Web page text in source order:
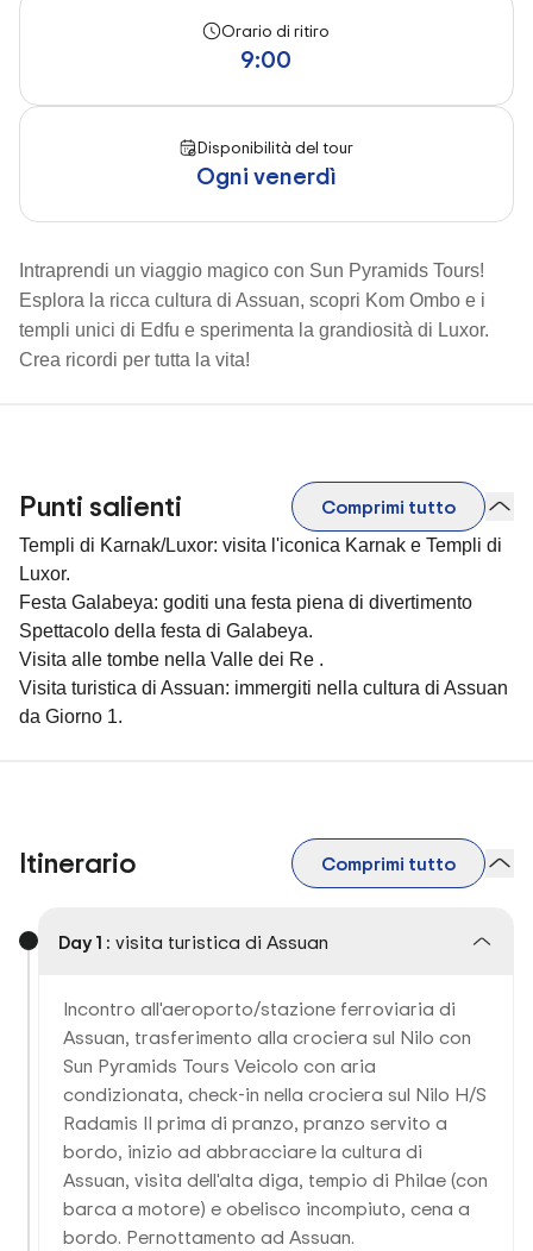
Orario di ritiro
9:00
Disponibilità del tour
Ogni venerdì
Intraprendi un viaggio magico con Sun Pyramids Tours!
Esplora la ricca cultura di Assuan, scopri Kom Ombo e i
templi unici di Edfu e sperimenta la grandiosità di Luxor.
Crea ricordi per tutta la vita!
Punti salienti Comprimi tutto
Templi di Karnak/Luxor: visita l'iconica Karnak e Templi di
Luxor.
Festa Galabeya: goditi una festa piena di divertimento
Spettacolo della festa di Galabeya.
Visita alle tombe nella Valle dei Re .
Visita turistica di Assuan: immergiti nella cultura di Assuan
da Giorno 1.
Itinerario Comprimi tutto
Day 1 : visita turistica di Assuan
Incontro all'aeroporto/stazione ferroviaria di
Assuan, trasferimento alla crociera sul Nilo con
Sun Pyramids Tours Veicolo con aria
condizionata, check-in nella crociera sul Nilo H/S
Radamis II prima di pranzo, pranzo servito a
bordo, inizio ad abbracciare la cultura di
Assuan, visita dell'alta diga, tempio di Philae (con
barca a motore) e obelisco incompiuto, cena a
bordo. Pernottamento ad Assuan.